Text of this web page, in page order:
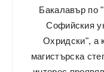
Бакалавър по
Софийския
Охридски", а
магистърска